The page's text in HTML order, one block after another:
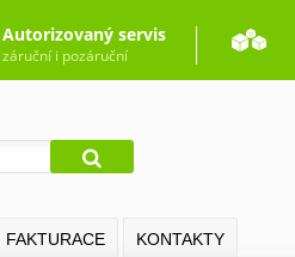
Autorizovaný servis
záruční i pozáruční
FAKTURACE KONTAKTY